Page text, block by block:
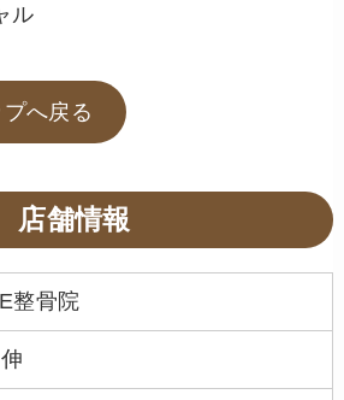
ル
へ戻る
店舗情報
整骨院